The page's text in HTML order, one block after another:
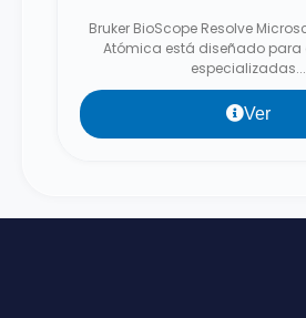
Bruker BioScope Resolve
Atómica está diseñado
especializadas...
Ver